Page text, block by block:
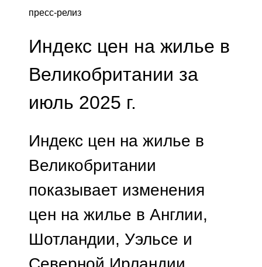
пресс-релиз
Индекс цен на жилье в
Великобритании за
июль 2025 г.
Индекс цен на жилье в
Великобритании
показывает изменения
цен на жилье в Англии,
Шотландии, Уэльсе и